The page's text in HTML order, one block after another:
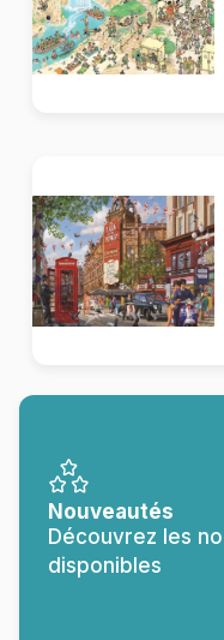
Nouveautés
Découvrez les
disponibles